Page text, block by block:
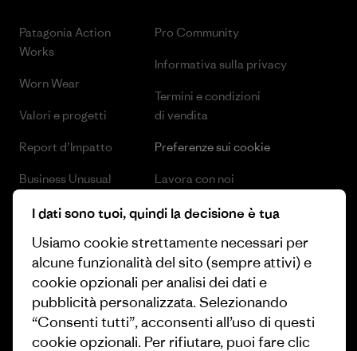
Patagonia Action
Works
Worn Wear
Valori e progetti
Report d’Impatto
Business Unusual
Obiettivi climatici
1% For The Planet
Come finanziamo
Buoni regalo
Trova un negozio
Pro Community
Informativa sulla privacy
Termini e condizioni
di vendita
Preferenze sui cookie
Lavora con noi
Stampa e media
Industry program
Programma di affiliazione
Patagonia Svizzera Mappa del
sito
I dati sono tuoi, quindi la decisione è tua
Usiamo cookie strettamente necessari per
alcune funzionalità del sito (sempre attivi) e
cookie opzionali per analisi dei dati e
pubblicità personalizzata. Selezionando
“Consenti tutti”, acconsenti all’uso di questi
cookie opzionali. Per rifiutare, puoi fare clic